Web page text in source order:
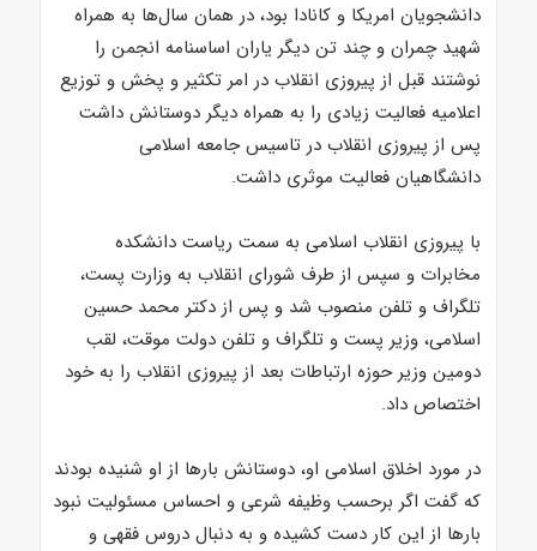
دانشجویان امریکا و کانادا بود، در همان سال‌ها به همراه
شهید چمران و چند تن دیگر یاران اساسنامه انجمن را
نوشتند قبل از پیروزی انقلاب در امر تکثیر و پخش و توزیع
اعلامیه فعالیت زیادی را به همراه دیگر دوستانش داشت
پس از پیروزی انقلاب در تاسیس جامعه اسلامی
دانشگاهیان فعالیت موثری داشت.
با پیروزی انقلاب اسلامی به سمت ریاست دانشکده
مخابرات و سپس از طرف شورای انقلاب به وزارت پست،
تلگراف و تلفن منصوب شد و پس از دکتر محمد حسین
اسلامی، وزیر پست و تلگراف و تلفن دولت موقت، لقب
دومین وزیر حوزه ارتباطات بعد از پیروزی انقلاب را به خود
اختصاص داد.
در مورد اخلاق اسلامی او، دوستانش بارها از او شنیده بودند
که گفت اگر برحسب وظیفه شرعی و احساس مسئولیت نبود
بارها از این کار دست کشیده و به دنبال دروس فقهی و